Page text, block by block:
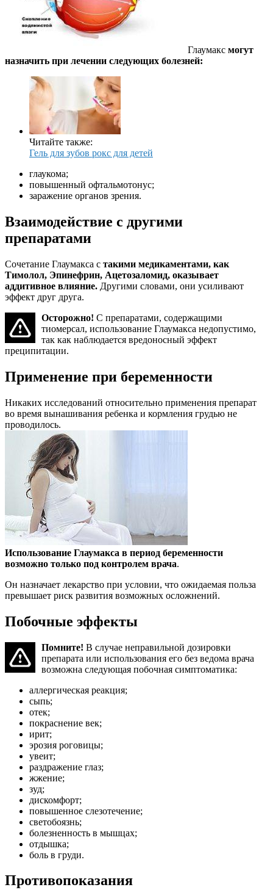
Глаумакс могут
назначить при лечении следующих болезней:
Читайте также:
Гель для зубов рокс для детей
глаукома;
повышенный офтальмотонус;
заражение органов зрения.
Взаимодействие с другими
препаратами
Сочетание Глаумакса с такими медикаментами, как
Тимолол, Эпинефрин, Ацетозаломид, оказывает
аддитивное влияние. Другими словами, они усиливают
эффект друг друга.
Осторожно! С препаратами, содержащими
тиомерсал, использование Глаумакса недопустимо,
так как наблюдается вредоносный эффект
преципитации.
Применение при беременности
Никаких исследований относительно применения препарат
во время вынашивания ребенка и кормления грудью не
проводилось.
Использование Глаумакса в период беременности
возможно только под контролем врача.
Он назначает лекарство при условии, что ожидаемая польза
превышает риск развития возможных осложнений.
Побочные эффекты
Помните! В случае неправильной дозировки
препарата или использования его без ведома врача
возможна следующая побочная симптоматика:
аллергическая реакция;
сыпь;
отек;
покраснение век;
ирит;
эрозия роговицы;
увеит;
раздражение глаз;
жжение;
зуд;
дискомфорт;
повышенное слезотечение;
светобоязнь;
болезненность в мышцах;
отдышка;
боль в груди.
Противопоказания